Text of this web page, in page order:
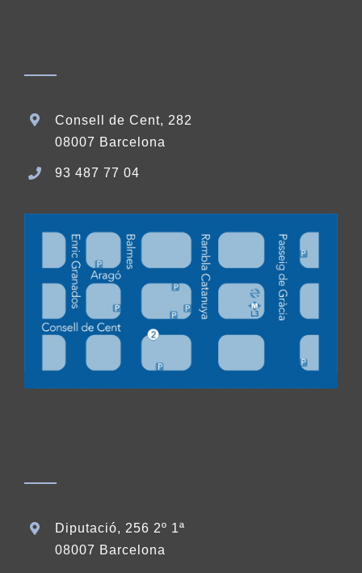
Consell de Cent, 282
08007 Barcelona
93 487 77 04
Diputació, 256 2º 1ª
08007 Barcelona